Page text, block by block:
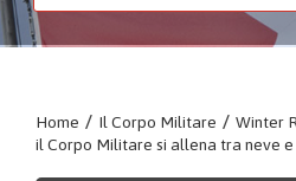
Home / Il Corpo Militare / Winter
il Corpo Militare si allena tra neve e